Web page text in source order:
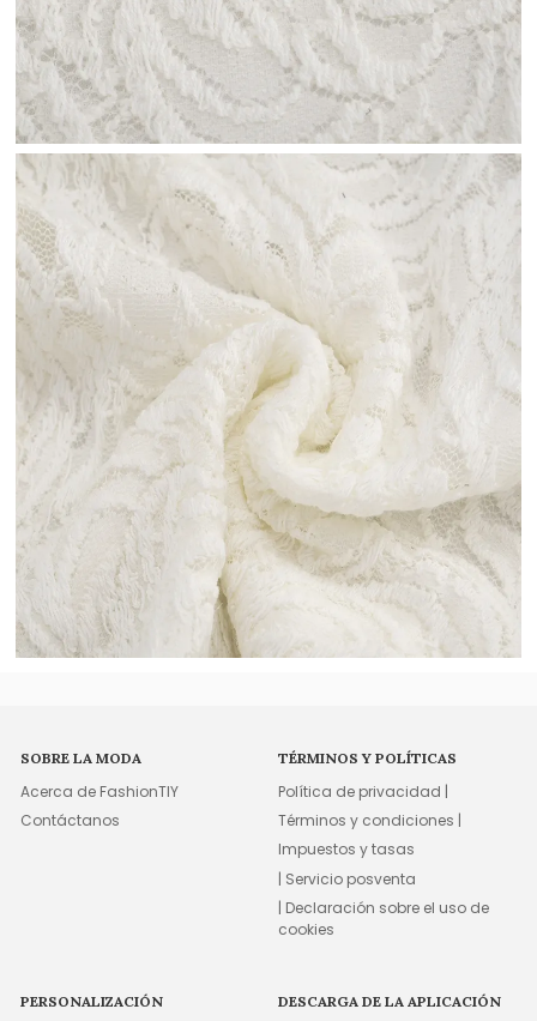
SOBRE LA MODA
Acerca de FashionTIY
Contáctanos
TÉRMINOS Y POLÍTICAS
Política de privacidad |
Términos y condiciones |
Impuestos y tasas
| Servicio posventa
| Declaración sobre el uso de
cookies
PERSONALIZACIÓN DESCARGA DE LA APLICACIÓN